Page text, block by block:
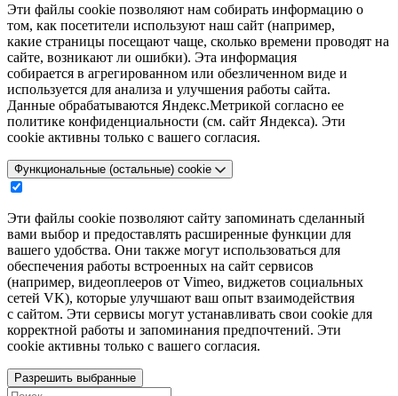
Эти файлы cookie позволяют нам собирать информацию о
том, как посетители используют наш сайт (например,
какие страницы посещают чаще, сколько времени проводят на
сайте, возникают ли ошибки). Эта информация
собирается в агрегированном или обезличенном виде и
используется для анализа и улучшения работы сайта.
Данные обрабатываются Яндекс.Метрикой согласно ее
политике конфиденциальности (см. сайт Яндекса). Эти
cookie активны только с вашего согласия.
Функциональные (остальные) cookie
Эти файлы cookie позволяют сайту запоминать сделанный
вами выбор и предоставлять расширенные функции для
вашего удобства. Они также могут использоваться для
обеспечения работы встроенных на сайт сервисов
(например, видеоплееров от Vimeo, виджетов социальных
сетей VK), которые улучшают ваш опыт взаимодействия
с сайтом. Эти сервисы могут устанавливать свои cookie для
корректной работы и запоминания предпочтений. Эти
cookie активны только с вашего согласия.
Разрешить выбранные